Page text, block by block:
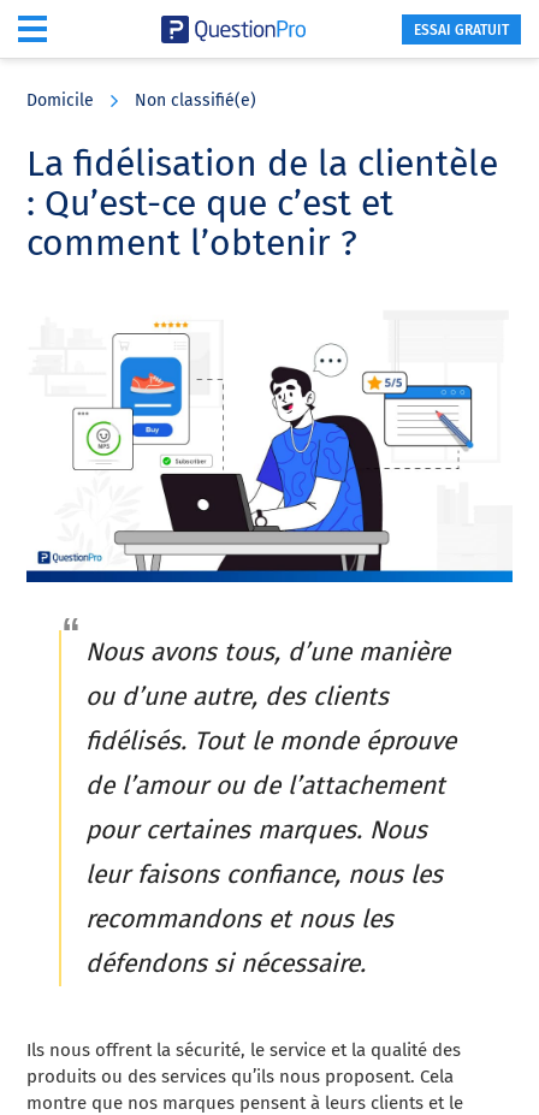
content
sidebar
ESSAI GRATUIT
Domicile Non classifié(e)
La fidélisation de la clientèle
: Qu’est-ce que c’est et
comment l’obtenir ?
Nous avons tous, d’une manière
ou d’une autre, des clients
fidélisés. Tout le monde éprouve
de l’amour ou de l’attachement
pour certaines marques. Nous
leur faisons confiance, nous les
recommandons et nous les
défendons si nécessaire.
Ils nous offrent la sécurité, le service et la qualité des
produits ou des services qu’ils nous proposent. Cela
montre que nos marques pensent à leurs clients et le